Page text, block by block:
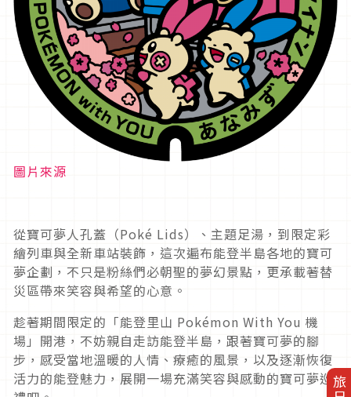
圖片來源
從寶可夢人孔蓋（Poké Lids）、主題足湯，到限定彩
繪列車與全新車站裝飾，這次遍布能登半島各地的寶可
夢企劃，不只是粉絲們必朝聖的夢幻景點，更承載著替
災區帶來笑容與希望的心意。
趁著期間限定的「能登里山 Pokémon With You 機
場」開港，不妨親自走訪能登半島，跟著寶可夢的腳
步，感受當地溫暖的人情、療癒的風景，以及逐漸恢復
活力的能登魅力，展開一場充滿笑容與感動的寶可夢巡